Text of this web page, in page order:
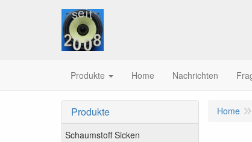
Produkte Home Nachrichten
Produkte
Schaumstoff Sicken
Home